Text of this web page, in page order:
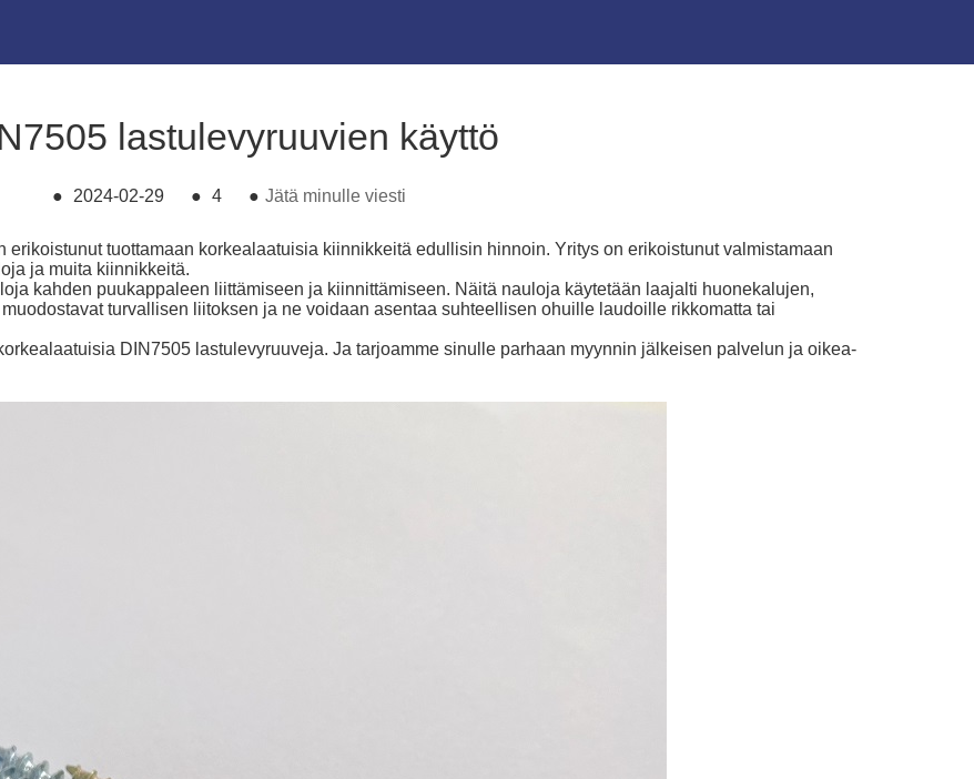
lastulevyruuvien käyttö
● 2024-02-29 ● 4 ● Jätä minulle viesti
tuottamaan korkealaatuisia kiinnikkeitä edullisin hinnoin. Yritys on erikoistunut valmistamaan
ja muita kiinnikkeitä.
kahden puukappaleen liittämiseen ja kiinnittämiseen. Näitä nauloja käytetään laajalti huonekalujen,
turvallisen liitoksen ja ne voidaan asentaa suhteellisen ohuille laudoille rikkomatta tai
DIN7505 lastulevyruuveja. Ja tarjoamme sinulle parhaan myynnin jälkeisen palvelun ja oikea-